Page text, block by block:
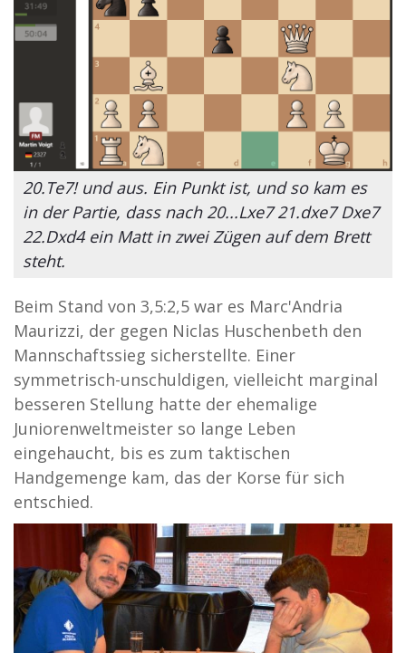
20.Te7! und aus. Ein Punkt ist, und so kam es
in der Partie, dass nach 20...Lxe7 21.dxe7 Dxe7
22.Dxd4 ein Matt in zwei Zügen auf dem Brett
steht.
Beim Stand von 3,5:2,5 war es Marc'Andria
Maurizzi, der gegen Niclas Huschenbeth den
Mannschaftssieg sicherstellte. Einer
symmetrisch-unschuldigen, vielleicht marginal
besseren Stellung hatte der ehemalige
Juniorenweltmeister so lange Leben
eingehaucht, bis es zum taktischen
Handgemenge kam, das der Korse für sich
entschied.